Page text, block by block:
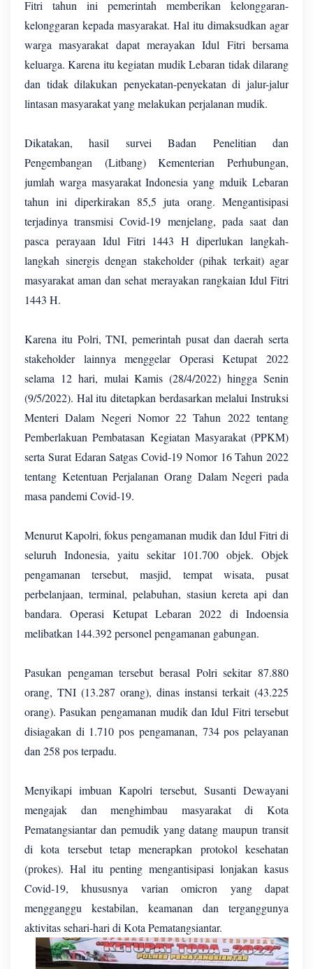
Fitri tahun ini pemerintah memberikan kelonggaran-
kelonggaran kepada masyarakat. Hal itu dimaksudkan agar
warga masyarakat dapat merayakan Idul Fitri bersama
keluarga. Karena itu kegiatan mudik Lebaran tidak dilarang
dan tidak dilakukan penyekatan-penyekatan di jalur-jalur
lintasan masyarakat yang melakukan perjalanan mudik.
Dikatakan, hasil survei Badan Penelitian dan
Pengembangan (Litbang) Kementerian Perhubungan,
jumlah warga masyarakat Indonesia yang mduik Lebaran
tahun ini diperkirakan 85,5 juta orang. Mengantisipasi
terjadinya transmisi Covid-19 menjelang, pada saat dan
pasca perayaan Idul Fitri 1443 H diperlukan langkah-
langkah sinergis dengan stakeholder (pihak terkait) agar
masyarakat aman dan sehat merayakan rangkaian Idul Fitri
1443 H.
Karena itu Polri, TNI, pemerintah pusat dan daerah serta
stakeholder lainnya menggelar Operasi Ketupat 2022
selama 12 hari, mulai Kamis (28/4/2022) hingga Senin
(9/5/2022). Hal itu ditetapkan berdasarkan melalui Instruksi
Menteri Dalam Negeri Nomor 22 Tahun 2022 tentang
Pemberlakuan Pembatasan Kegiatan Masyarakat (PPKM)
serta Surat Edaran Satgas Covid-19 Nomor 16 Tahun 2022
tentang Ketentuan Perjalanan Orang Dalam Negeri pada
masa pandemi Covid-19.
Menurut Kapolri, fokus pengamanan mudik dan Idul Fitri di
seluruh Indonesia, yaitu sekitar 101.700 objek. Objek
pengamanan tersebut, masjid, tempat wisata, pusat
perbelanjaan, terminal, pelabuhan, stasiun kereta api dan
bandara. Operasi Ketupat Lebaran 2022 di Indoensia
melibatkan 144.392 personel pengamanan gabungan.
Pasukan pengaman tersebut berasal Polri sekitar 87.880
orang, TNI (13.287 orang), dinas instansi terkait (43.225
orang). Pasukan pengamanan mudik dan Idul Fitri tersebut
disiagakan di 1.710 pos pengamanan, 734 pos pelayanan
dan 258 pos terpadu.
Menyikapi imbuan Kapolri tersebut, Susanti Dewayani
mengajak dan menghimbau masyarakat di Kota
Pematangsiantar dan pemudik yang datang maupun transit
di kota tersebut tetap menerapkan protokol kesehatan
(prokes). Hal itu penting mengantisipasi lonjakan kasus
Covid-19, khususnya varian omicron yang dapat
mengganggu kestabilan, keamanan dan terganggunya
aktivitas sehari-hari di Kota Pematangsiantar.